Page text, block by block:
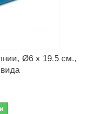
Ø6 x 19.5 см.,